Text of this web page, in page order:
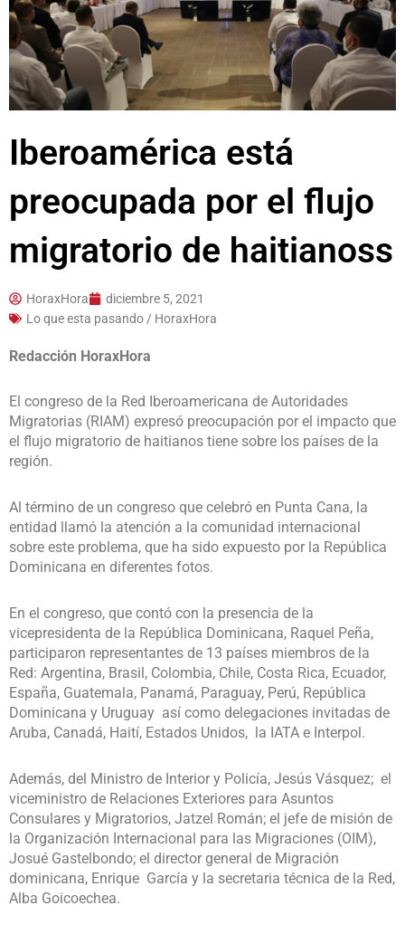
Iberoamérica está
preocupada por el flujo
migratorio de haitianoss
HoraxHora
diciembre 5, 2021
Lo que esta pasando / HoraxHora
Redacción HoraxHora
El congreso de la Red Iberoamericana de Autoridades
Migratorias (RIAM) expresó preocupación por el impacto que
el flujo migratorio de haitianos tiene sobre los países de la
región.
Al término de un congreso que celebró en Punta Cana, la
entidad llamó la atención a la comunidad internacional
sobre este problema, que ha sido expuesto por la República
Dominicana en diferentes fotos.
En el congreso, que contó con la presencia de la
vicepresidenta de la República Dominicana, Raquel Peña,
participaron representantes de 13 países miembros de la
Red: Argentina, Brasil, Colombia, Chile, Costa Rica, Ecuador,
España, Guatemala, Panamá, Paraguay, Perú, República
Dominicana y Uruguay así como delegaciones invitadas de
Aruba, Canadá, Haití, Estados Unidos, la IATA e Interpol.
Además, del Ministro de Interior y Policía, Jesús Vásquez; el
viceministro de Relaciones Exteriores para Asuntos
Consulares y Migratorios, Jatzel Román; el jefe de misión de
la Organización Internacional para las Migraciones (OIM),
Josué Gastelbondo; el director general de Migración
dominicana, Enrique García y la secretaria técnica de la Red,
Alba Goicoechea.